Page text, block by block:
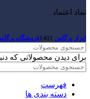
نماد اعتماد
ابزار پرگاس 1401فروشگاه
برای دیدن محصولاتی که
فهرست
دسته بندی ها